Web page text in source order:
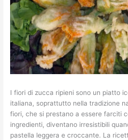
I fiori di zucca ripieni sono un piatto
italiana, soprattutto nella tradizione
fiori, che si prestano a essere farciti
ingredienti, diventano irresistibili
pastella leggera e croccante. La